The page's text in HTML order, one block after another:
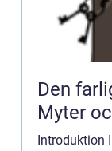
Den
Myter
Introduktion